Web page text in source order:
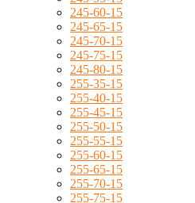
245-60-15
245-65-15
245-70-15
245-75-15
245-80-15
255-35-15
255-40-15
255-45-15
255-50-15
255-55-15
255-60-15
255-65-15
255-70-15
255-75-15